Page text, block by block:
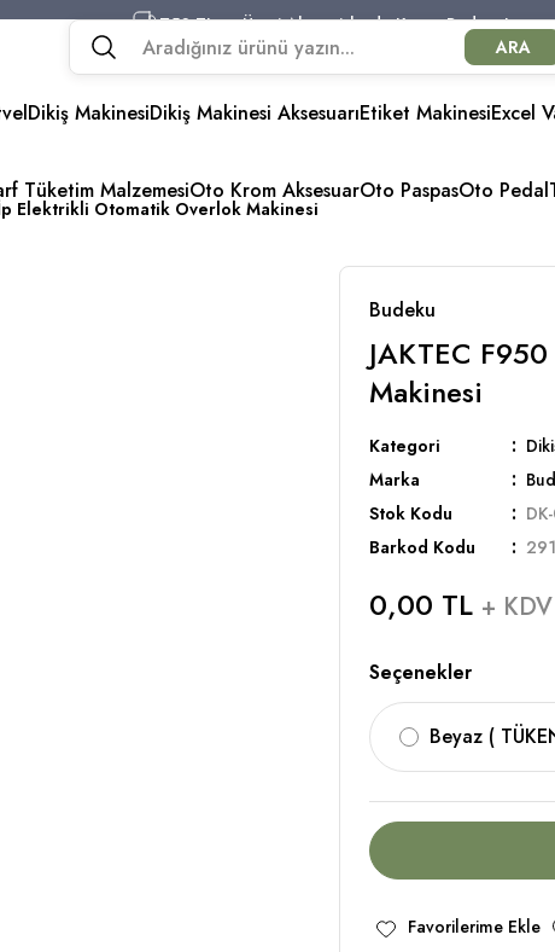
750 TL ve Üzeri Alışverişlerde Kargo Bedava!
750 TL ve Üzeri Alışverişlerde Kargo Bedava!
750 TL ve Üzeri Alışverişlerde Kargo Bedava!
750 TL ve Üzeri Alışverişlerde Kargo Bedava!
ARA
Dikiş MakinesiDikiş Makinesi AksesuarıEtiket MakinesiExcel
Tüketim MalzemesiOto Krom AksesuarOto PaspasOto Pedal
İp Elektrikli Otomatik Overlok Makinesi
Budeku
JAKTEC
Makinesi
Kategori
Marka
Stok Kodu
Barkod Kodu
0,00 TL + KDV
Seçenekler
Beyaz (